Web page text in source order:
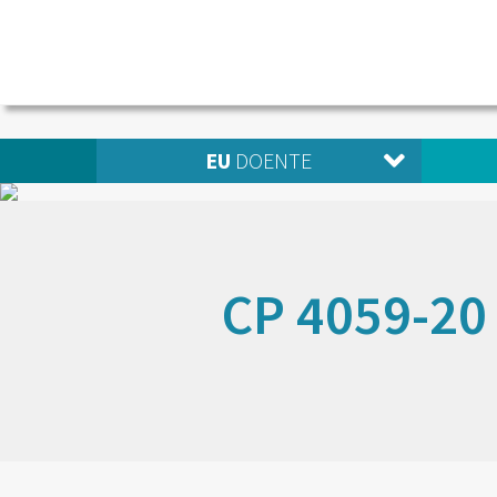
EU DOENTE
CP 4059-20